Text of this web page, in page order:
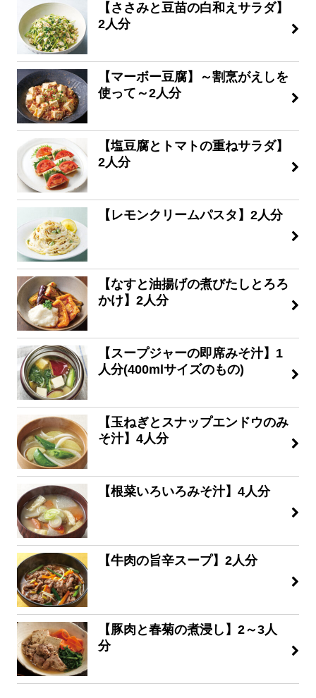
【ささみと豆苗の白和えサラダ】
2人分
【マーボー豆腐】～割烹がえしを
使って～2人分
【塩豆腐とトマトの重ねサラダ】
2人分
【レモンクリームパスタ】2人分
【なすと油揚げの煮びたしとろろ
かけ】2人分
【スープジャーの即席みそ汁】1
人分(400mlサイズのもの)
【玉ねぎとスナップエンドウのみ
そ汁】4人分
【根菜いろいろみそ汁】4人分
【牛肉の旨辛スープ】2人分
【豚肉と春菊の煮浸し】2～3人
分